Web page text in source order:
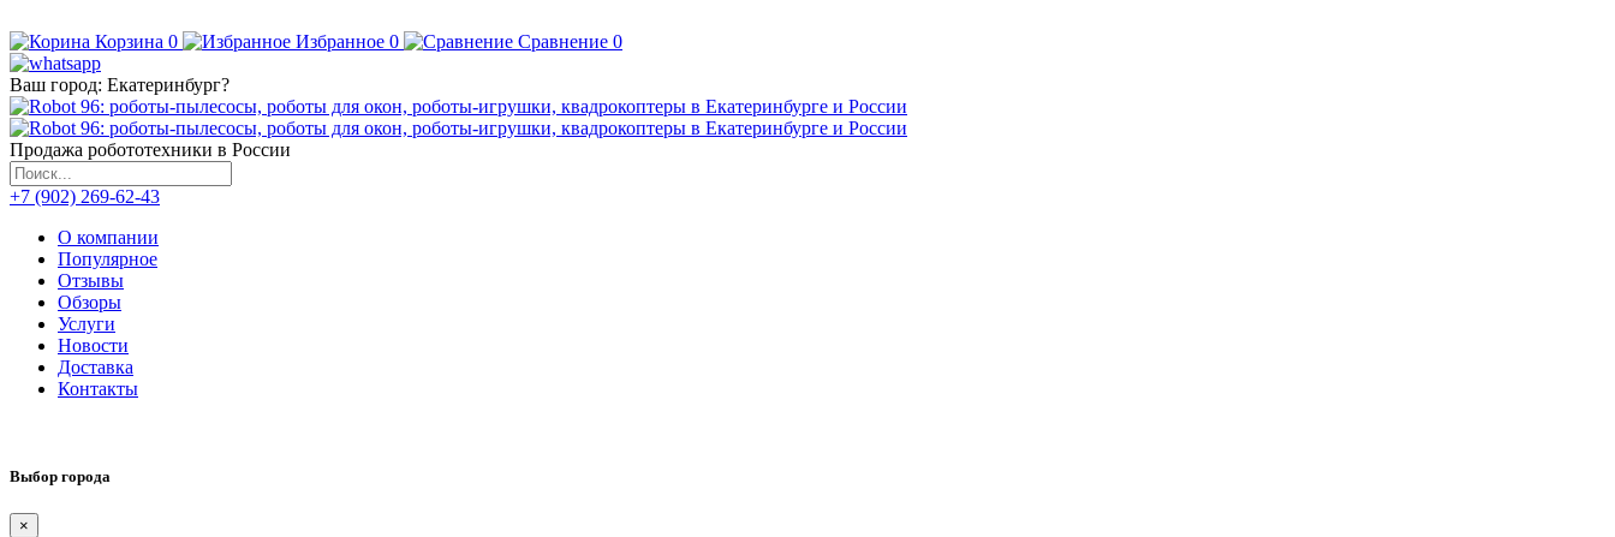
Корзина 0 Избранное 0 Сравнение 0
Ваш город: Екатеринбург?
Продажа робототехники в России
+7 (902) 269-62-43
О компании
Популярное
Отзывы
Обзоры
Услуги
Новости
Доставка
Контакты
Выбор города
×